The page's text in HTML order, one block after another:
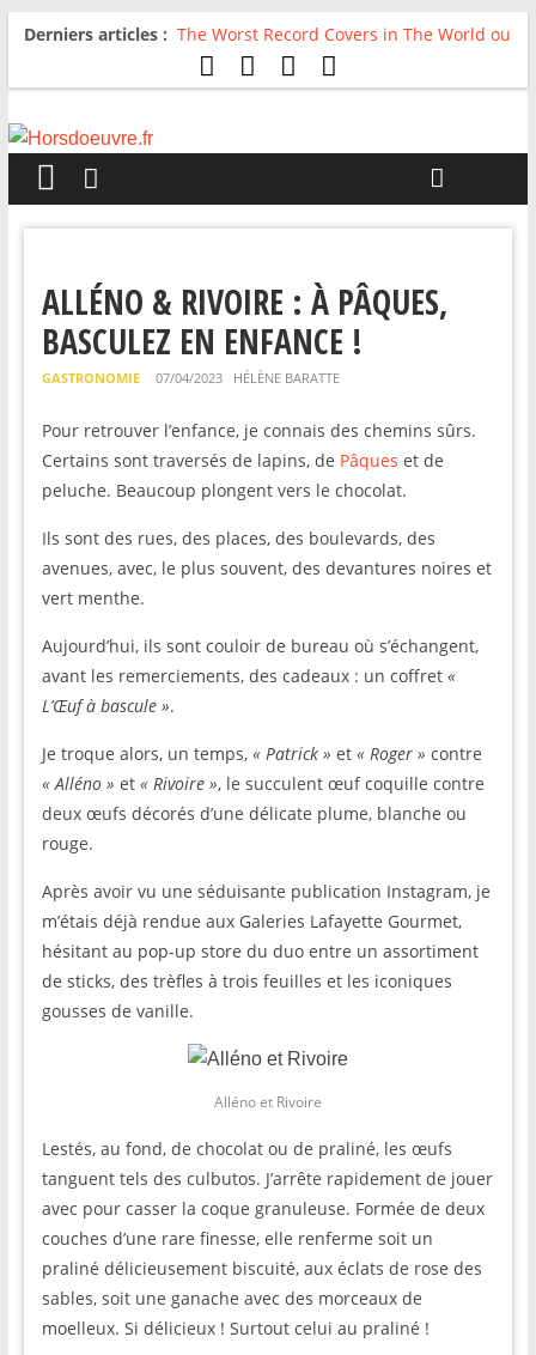
Derniers articles : The Worst Record Covers in The World ou
Comment rire du pire
Avril 2026 : C’est dans les vieux pots
For The First Time, Again : Tyler Ballgame
ALLÉNO & RIVOIRE : À PÂQUES,
BASCULEZ EN ENFANCE !
GASTRONOMIE 07/04/2023 HÉLÈNE BARATTE
Pour retrouver l’enfance, je connais des chemins sûrs.
Certains sont traversés de lapins, de Pâques et de
peluche. Beaucoup plongent vers le chocolat.
Ils sont des rues, des places, des boulevards, des
avenues, avec, le plus souvent, des devantures noires et
vert menthe.
Aujourd’hui, ils sont couloir de bureau où s’échangent,
avant les remerciements, des cadeaux : un coffret «
L’Œuf à bascule ».
Je troque alors, un temps, « Patrick » et « Roger » contre
« Alléno » et « Rivoire », le succulent œuf coquille contre
deux œufs décorés d’une délicate plume, blanche ou
rouge.
Après avoir vu une séduisante publication Instagram, je
m’étais déjà rendue aux Galeries Lafayette Gourmet,
hésitant au pop-up store du duo entre un assortiment
de sticks, des trèfles à trois feuilles et les iconiques
gousses de vanille.
Alléno et Rivoire
Lestés, au fond, de chocolat ou de praliné, les œufs
tanguent tels des culbutos. J’arrête rapidement de jouer
avec pour casser la coque granuleuse. Formée de deux
couches d’une rare finesse, elle renferme soit un
praliné délicieusement biscuité, aux éclats de rose des
sables, soit une ganache avec des morceaux de
moelleux. Si délicieux ! Surtout celui au praliné !